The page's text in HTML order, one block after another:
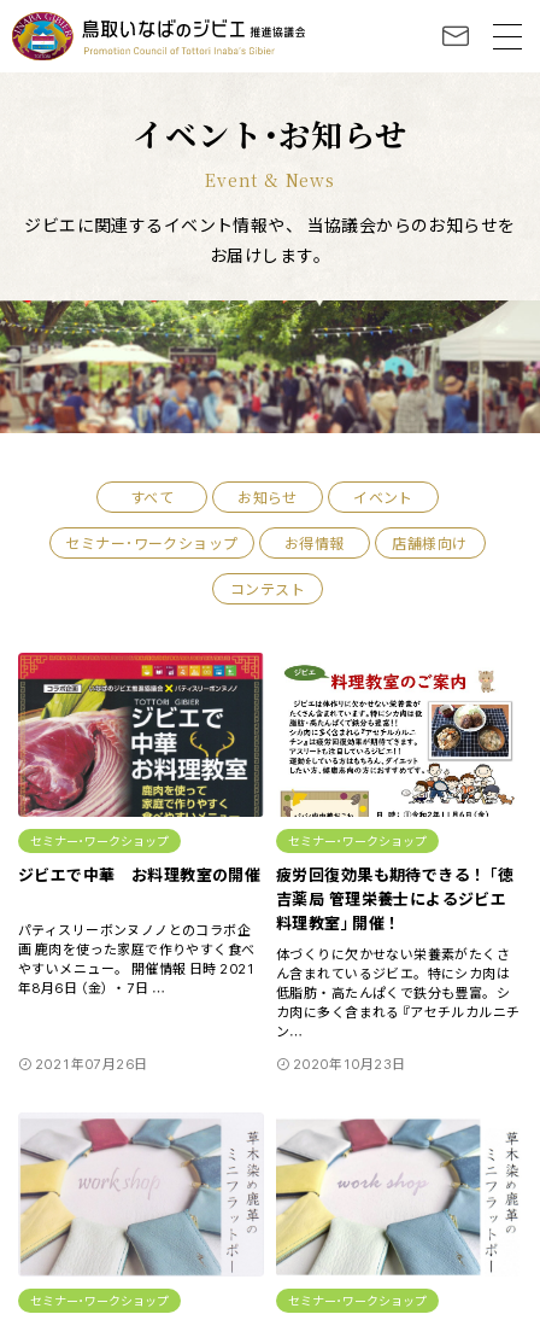
イベント･お知らせ
Event & News
ジビエに関連するイベント情報や、
当協議会からのお知らせを
お届けします。
すべて お知らせ イベント
セミナー･ワークショップ お得情報 店舗様向け
コンテスト
セミナー･ワークショップ
ジビエで中華 お料理教室の開催
パティスリーボンヌノノとのコラボ企
画 鹿肉を使った家庭で作りやすく食べ
やすいメニュー。 開催情報 日時 2021
年8月6日 （金） ・7日 …
2021年07月26日
セミナー･ワークショップ
疲労回復効果も期待できる！「徳
吉薬局 管理栄養士によるジビエ
料理教室」開催！
体づくりに欠かせない栄養素がたくさ
ん含まれているジビエ。特にシカ肉は
低脂肪・高たんぱくで鉄分も豊富。シ
カ肉に多く含まれる『アセチルカルニチ
ン…
2020年10月23日
セミナー･ワークショップ セミナー･ワークショップ